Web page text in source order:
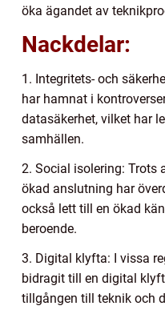
öka ägandet av
Nackdelar:
1. Integritets- och
har hamnat i
datasäkerhet, vilket har
samhällen.
2. Social isolering: Trots
ökad anslutning har
också lett till en ökad
beroende.
3. Digital klyfta: I vissa
bidragit till en digital
tillgången till teknik och